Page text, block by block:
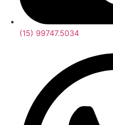
(15) 99747.5034